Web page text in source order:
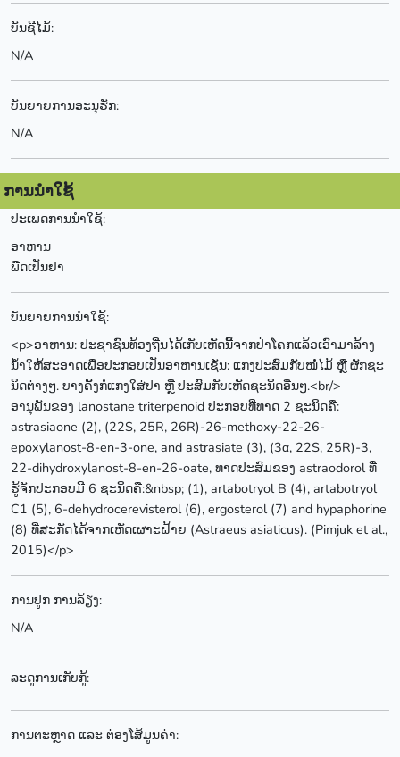
ບັນຊີໄມ້:
N/A
ບັນຍາຍການອະນຸຮັກ:
N/A
ການນຳໃຊ້
ປະເພດການນຳໃຊ້:
ອາຫານ
ພືດເປັນຢາ
ບັນຍາຍການນຳໃຊ້:
<p>ອາຫານ: ປະຊາຊົນທ້ອງຖີ່ນໄດ້ເກັບເຫັດນີ້ຈາກປ່າໂຄກແລ້ວເອົາມາລ້າງ
ນ້ຳໃຫ້ສະອາດເພື່ອປະກອບເປັນອາຫານເຊັ່ນ: ແກງປະສົມກັບໜໍ່ໄມ້ ຫຼື ຜັກຊະ
ນິດຕ່າງໆ. ບາງຄັ້ງກໍ່ແກງໃສ່ປາ ຫຼື ປະສົມກັບເຫັດຊະນິດອື່ນໆ.<br/>
ອານຸພັນຂອງ lanostane triterpenoid ປະກອບທີ່ທາດ 2 ຊະນິດຄື:
astrasiaone (2), (22S, 25R, 26R)-26-methoxy-22-26-
epoxylanost-8-en-3-one, and astrasiate (3), (3α, 22S, 25R)-3,
22-dihydroxylanost-8-en-26-oate, ທາດປະສົມຂອງ astraodorol ທີ່
ຮູ້ຈັກປະກອບມີ 6 ຊະນິດຄື:&nbsp; (1), artabotryol B (4), artabotryol
C1 (5), 6-dehydrocerevisterol (6), ergosterol (7) and hypaphorine
(8) ທີ່ສະກັດໄດ້ຈາກເຫັດເຜາະຝ້າຍ (Astraeus asiaticus). (Pimjuk et al.,
2015)</p>
ການປູກ ການລ້ຽງ:
N/A
ລະດູການເກັບກູ້:
ການຕະຫຼາດ ແລະ ຕ່ອງໂສ້ມູນຄ່າ: